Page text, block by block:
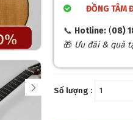
ĐỒNG TÂM
📞 Hotline: (08)
🎁 Ưu đãi & quà
Số lượng :